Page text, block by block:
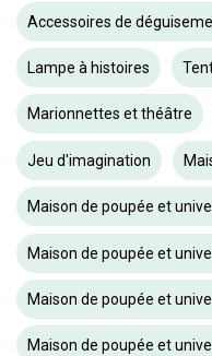
Accessoires de
Lampe à histoires
Marionnettes et théâtre
Jeu d'imagination
Maison de poupée et
Maison de poupée et
Maison de poupée et
Maison de poupée et